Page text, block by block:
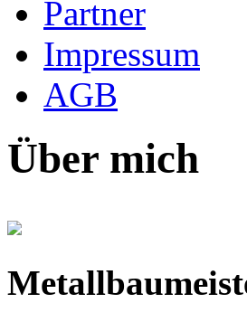
Partner
Impressum
AGB
Über mich